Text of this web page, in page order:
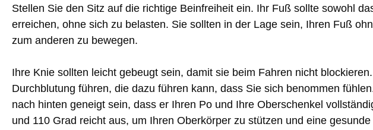
Stellen Sie den Sitz auf die richtige Beinfreiheit ein. Ihr Fuß sollte sowohl
erreichen, ohne sich zu belasten. Sie sollten in der Lage sein, Ihren Fuß
zum anderen zu bewegen.
Ihre Knie sollten leicht gebeugt sein, damit sie beim Fahren nicht
Durchblutung führen, die dazu führen kann, dass Sie sich benommen
nach hinten geneigt sein, dass er Ihren Po und Ihre Oberschenkel
und 110 Grad reicht aus, um Ihren Oberkörper zu stützen und eine